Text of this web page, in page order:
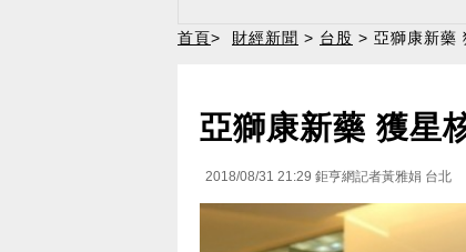
首頁> 財經新聞 > 台股 > 亞獅康新藥
亞獅康新藥 獲星
2018/08/31 21:29 鉅亨網記者黃雅娟 台北